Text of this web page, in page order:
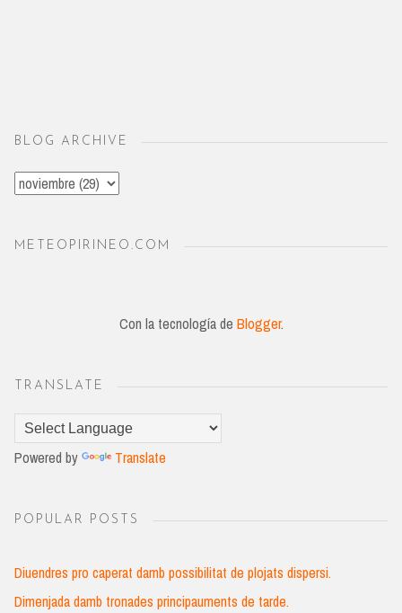
BLOG ARCHIVE
METEOPIRINEO.COM
Con la tecnología de Blogger.
TRANSLATE
Powered by Translate
POPULAR POSTS
Diuendres pro caperat damb possibilitat de plojats dispersi.
Dimenjada damb tronades principauments de tarde.